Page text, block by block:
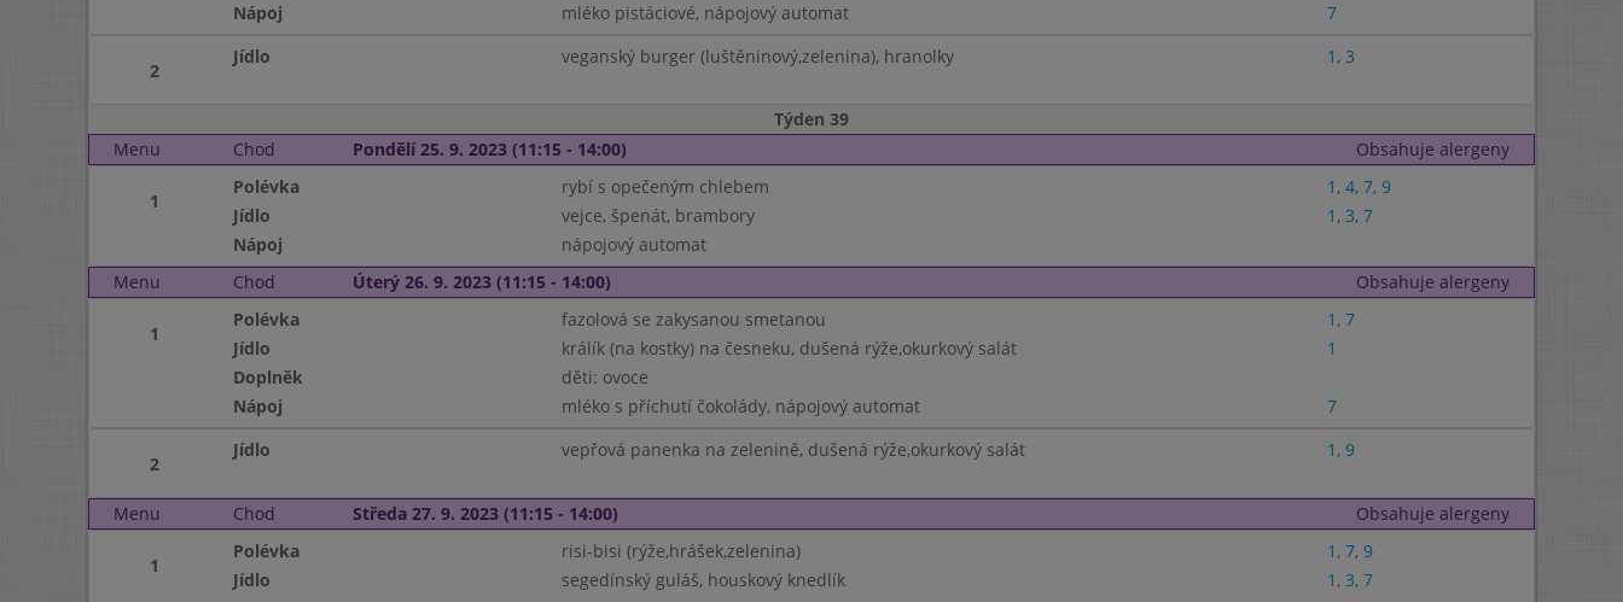
Nápoj
mléko pistáciové, nápojový automat 7
2
Jídlo veganský burger (luštěninový,zelenina), hranolky 1 , 3
Týden 39
Menu
Chod Pondělí 25. 9. 2023 (11:15 - 14:00) Obsahuje alergeny
1
Polévka rybí s opečeným chlebem 1 , 4, 7, 9
Jídlo
vejce, špenát, brambory 1 , 3, 7
Nápoj
nápojový automat
Menu
Chod Úterý 26. 9. 2023 (11:15 - 14:00) Obsahuje alergeny
1
Polévka fazolová se zakysanou smetanou 1 , 7
Jídlo
králík (na kostky) na česneku, dušená rýže,okurkový salát
1
Doplněk
děti: ovoce
Nápoj
mléko s příchutí čokolády, nápojový automat 7
2
Jídlo vepřová panenka na zelenině, dušená rýže,okurkový salát 1 , 9
Menu Chod Středa 27. 9. 2023 (11:15 - 14:00) Obsahuje alergeny
1
Polévka risi-bisi (rýže,hrášek,zelenina) 1 , 7, 9
Jídlo
segedínský guláš, houskový knedlík 1 , 3, 7